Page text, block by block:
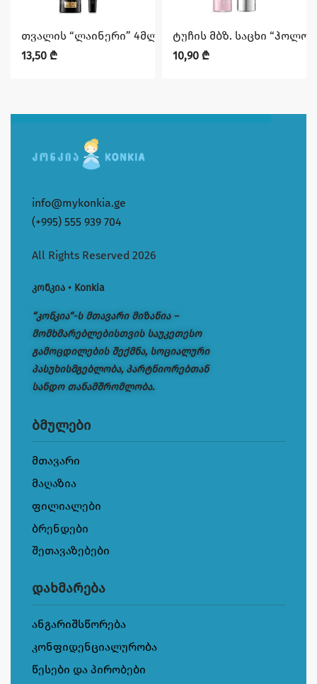
თვალის “ლაინერი” 4მლ EVELINE
13,50 ₾
ტუჩის მბზ. საცხი
10,90 ₾
info@mykonkia.ge
(+995) 555 939 704
All Rights Reserved 2026
კონკია • Konkia
“კონკია“-ს მთავარი მიზანია –
მომხმარებლებისთვის საუკეთესო
გამოცდილების შექმნა, სოციალური
პასუხისმგებლობა, პარტნიორებთან
სანდო თანამშრომლობა.
ბმულები
მთავარი
მაღაზია
ფილიალები
ბრენდები
შეთავაზებები
დახმარება
ანგარიშსწორება
კონფიდენციალურობა
წესები და პირობები